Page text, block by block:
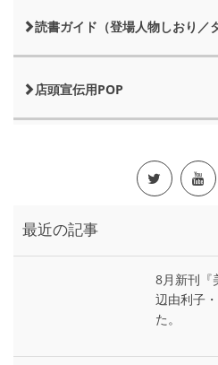
読書ガイド（登場人物しおり／
店頭宣伝用POP
最近の記事
8月新刊『
辺由利子
た。